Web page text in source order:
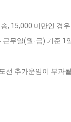
, 15,000 미만인 경
무일(월-금) 기준
선 추가운임이 부과